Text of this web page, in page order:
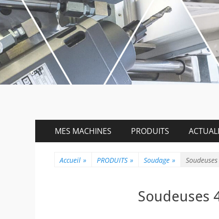
Menu
principal
MES MACHINES PRODUITS
Accueil » PRODUITS » Soudage »
Soudeuses